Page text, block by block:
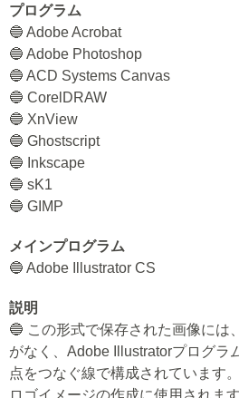
プログラム
🔵 Adobe Acrobat
🔵 Adobe Photoshop
🔵 ACD Systems Canvas
🔵 CorelDRAW
🔵 XnView
🔵 Ghostscript
🔵 Inkscape
🔵 sK1
🔵 GIMP
メインプログラム
🔵 Adobe Illustrator CS
説明
🔵 この形式で保存された画像には
がなく、Adobe Illustratorプログラ
点をつなぐ線で構成されています
ロゴイメージの作成に使用されま